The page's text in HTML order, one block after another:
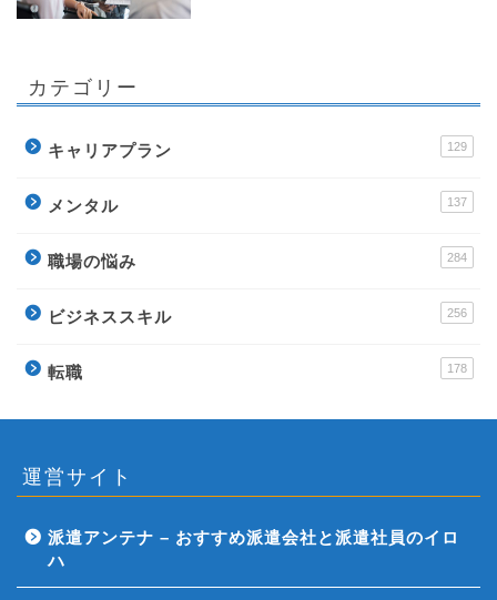
カテゴリー
キャリアプラン 129
メンタル 137
職場の悩み 284
ビジネススキル 256
転職 178
運営サイト
派遣アンテナ – おすすめ派遣会社と派遣社員のイロ
ハ